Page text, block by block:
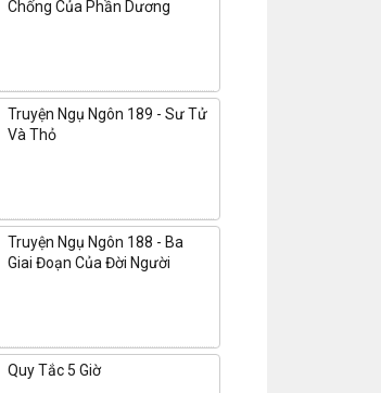
Chống Của Phần Dương
Truyện Ngụ Ngôn 189 - Sư Tử
Và Thỏ
Truyện Ngụ Ngôn 188 - Ba
Giai Đoạn Của Đời Người
Quy Tắc 5 Giờ